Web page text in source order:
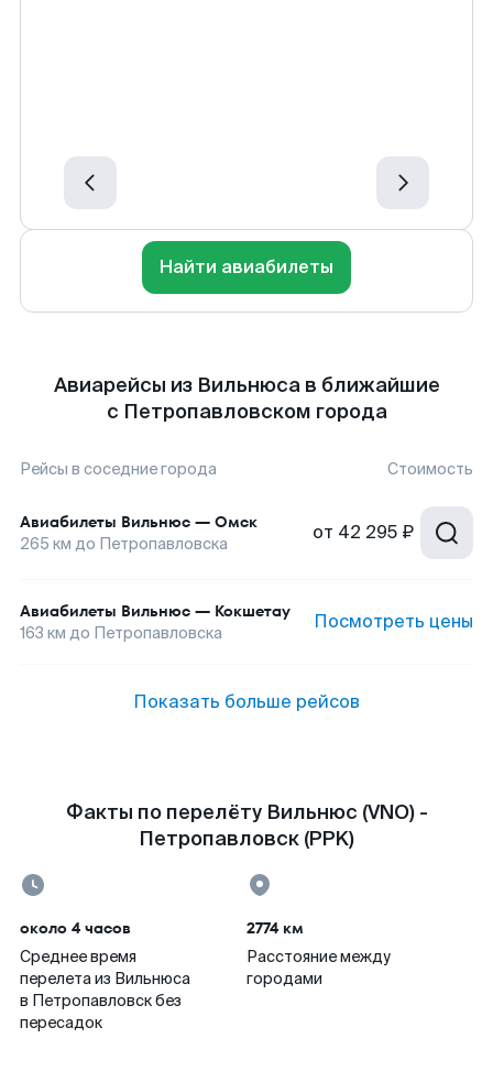
Найти авиабилеты
Авиарейсы из Вильнюса в ближайшие
с Петропавловском города
Рейсы в соседние города Стоимость
Авиабилеты Вильнюс — Омск
265 км до Петропавловска от 42 295 ₽
Авиабилеты Вильнюс — Кокшетау
163 км до Петропавловска Посмотреть цены
Показать больше рейсов
Факты по перелёту Вильнюс (VNO) -
Петропавловск (PPK)
около 4 часов
Среднее время
перелета из Вильнюса
в Петропавловск без
пересадок
2774 км
Расстояние между
городами